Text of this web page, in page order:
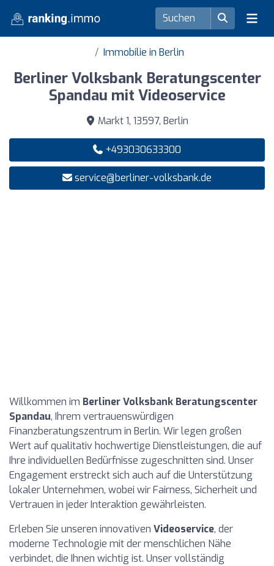
Immobilie in Berlin
Berliner Volksbank Beratungscenter
Spandau mit Videoservice
Markt 1, 13597, Berlin
+493030633300
service@berliner-volksbank.de
Willkommen im Berliner Volksbank Beratungscenter
Spandau, Ihrem vertrauenswürdigen
Finanzberatungszentrum in Berlin. Wir legen großen
Wert auf qualitativ hochwertige Dienstleistungen, die auf
Ihre individuellen Bedürfnisse zugeschnitten sind. Unser
Engagement erstreckt sich auch auf die Unterstützung
lokaler Unternehmen, wobei wir Fairness, Sicherheit und
Vertrauen in jeder Interaktion gewährleisten.
Erleben Sie unseren innovativen Videoservice, der
moderne Technologie mit der menschlichen Nähe
verbindet, die Ihnen wichtig ist. Unser vollständig